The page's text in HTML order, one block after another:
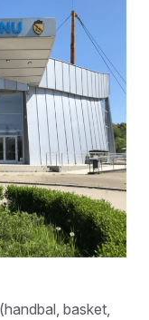
basket,